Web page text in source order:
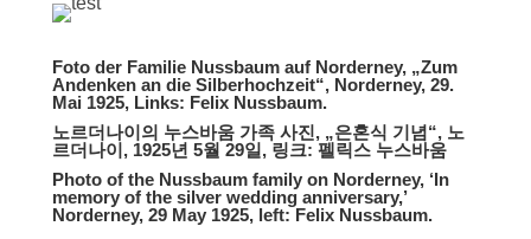
Foto der Familie Nussbaum auf Norderney, „Zum
Andenken an die Silberhochzeit“, Norderney, 29.
Mai 1925, Links: Felix Nussbaum.
노르더나이의 누스바움 가족 사진, „은혼식 기념“, 노
르더나이, 1925년 5월 29일, 링크: 펠릭스 누스바움
Photo of the Nussbaum family on Norderney, ‘In
memory of the silver wedding anniversary,’
Norderney, 29 May 1925, left: Felix Nussbaum.